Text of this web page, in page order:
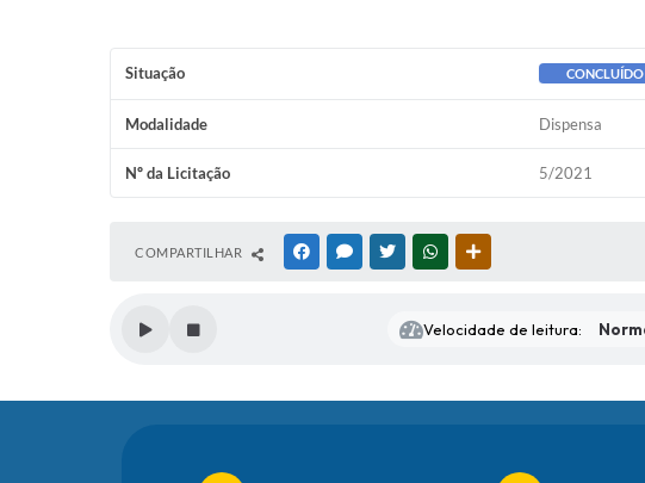
Situação CONCLUÍDO
Modalidade Dispensa
Nº da Licitação 5/2021
COMPARTILHAR FACEBOOKMESSENGER
TWITTERWHATSAPP
Velocidade de leitura: